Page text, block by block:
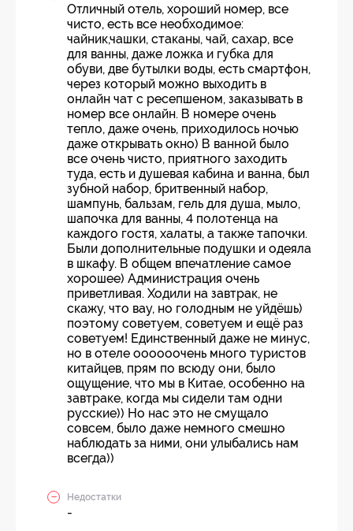
Отличный отель, хороший номер, все
чисто, есть все необходимое:
чайник,чашки, стаканы, чай, сахар, все
для ванны, даже ложка и губка для
обуви, две бутылки воды, есть смартфон,
через который можно выходить в
онлайн чат с ресепшеном, заказывать в
номер все онлайн. В номере очень
тепло, даже очень, приходилось ночью
даже открывать окно) В ванной было
все очень чисто, приятного заходить
туда, есть и душевая кабина и ванна, был
зубной набор, бритвенный набор,
шампунь, бальзам, гель для душа, мыло,
шапочка для ванны, 4 полотенца на
каждого гостя, халаты, а также тапочки.
Были дополнительные подушки и одеяла
в шкафу. В общем впечатление самое
хорошее) Администрация очень
приветливая. Ходили на завтрак, не
скажу, что вау, но голодным не уйдёшь)
поэтому советуем, советуем и ещё раз
советуем! Единственный даже не минус,
но в отеле оооооочень много туристов
китайцев, прям по всюду они, было
ощущение, что мы в Китае, особенно на
завтраке, когда мы сидели там одни
русские)) Но нас это не смущало
совсем, было даже немного смешно
наблюдать за ними, они улыбались нам
всегда))
Недостатки
-